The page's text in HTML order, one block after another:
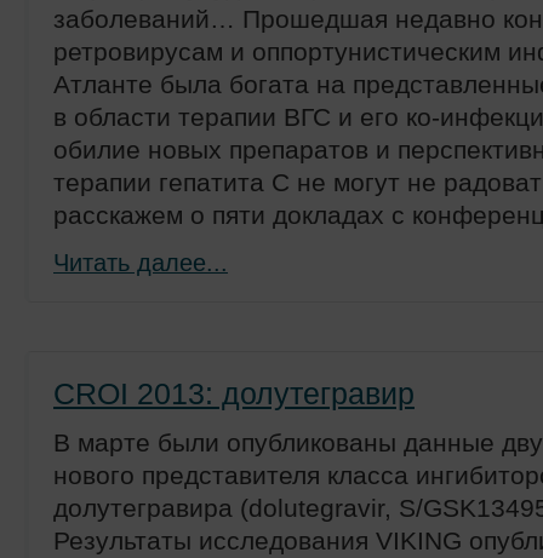
заболеваний… Прошедшая недавно
ретровирусам и оппортунистическим
Атланте была богата на
в области терапии ВГС и его ко-
обилие новых препаратов и
терапии гепатита С не могут не
расскажем о пяти докладах с
Читать далее...
CROI 2013: долутегравир
В марте были опубликованы данные
нового представителя класса
долутегравира (dolutegravir, S/
Результаты исследования VIKING